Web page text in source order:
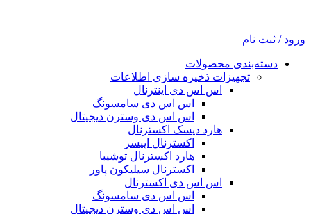
ورود / ثبت نام
دسته‌بندی محصولات
تجهیزات ذخیره سازی اطلاعات
اس اس دی اینترنال
اس اس دی سامسونگ
اس اس دی وسترن دیجیتال
هارد دیسک اکسترنال
اکسترنال اپیسر
هارد اکسترنال توشیبا
اکسترنال سیلیکون پاور
اس اس دی اکسترنال
اس اس دی سامسونگ
اس اس دی وسترن دیجیتال